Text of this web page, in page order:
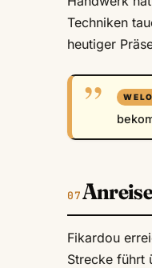
Techniken
heutiger
Fikardou
Strecke führt